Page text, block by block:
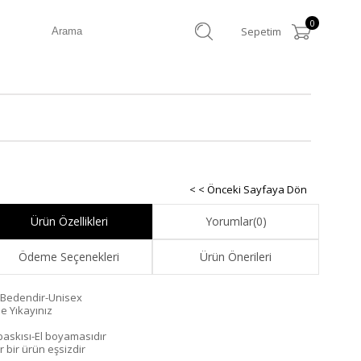
Sepetim
0
< < Önceki Sayfaya Dön
Ürün Özellikleri Yorumlar(0)
Ödeme Seçenekleri Ürün Önerileri
Unisex
Yıkayınız
El boyamasıdır
bir ürün eşsizdir